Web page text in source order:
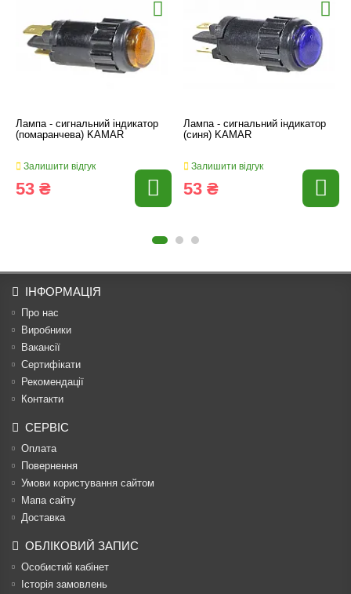
Лампа - сигнальний індикатор
(помаранчева) KAMAR
Залишити відгук
53 ₴
Лампа - сигнальний індикатор
(синя) KAMAR
Залишити відгук
53 ₴
ІНФОРМАЦІЯ
Про нас
Виробники
Вакансії
Сертифікати
Рекомендації
Контакти
СЕРВІС
Оплата
Повернення
Умови користування сайтом
Мапа сайту
Доставка
ОБЛІКОВИЙ ЗАПИС
Особистий кабінет
Історія замовлень